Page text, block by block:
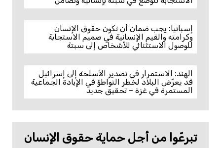
إسبانيا: يجب ضمان أن تكون حقوق الإنسان
وكرامته والقيم الإنسانية في صميم الاستجابة
للوصول الاستثنائي للأشخاص إلى سبتة
الهند: الاستمرار في تصدير الأسلحة إلى إسرائيل
قد يعرّض البلاد لخطر التواطؤ في الإبادة الجماعية
المستمرة في غزة – تحقيق جديد
تبرعّوا من أجل حماية حقوق الإنسان